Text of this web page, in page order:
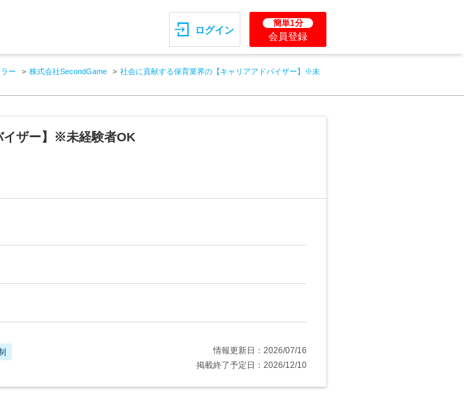
ログイン
簡単1分
会員登録
ー 株式会社SecondGame
社会に貢献する保育業界の【キャリアアドバイザー】※未
イザー】※未経験者OK
情報更新日：2026/07/16
掲載終了予定日：2026/12/10